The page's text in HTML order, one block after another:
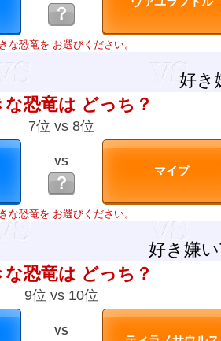
？
な恐竜を お選びください。
好き
な恐竜は どっち？
7位 vs 8位
VS
？
な恐竜を お選びください。
好き嫌
な恐竜は どっち？
9位 vs 10位
VS